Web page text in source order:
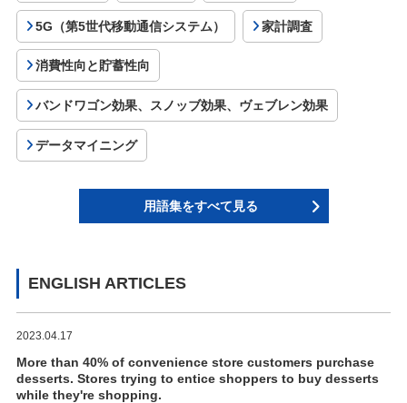
5G（第5世代移動通信システム） 家計調査
消費性向と貯蓄性向
バンドワゴン効果、スノッブ効果、ヴェブレン効果
データマイニング
用語集をすべて見る
ENGLISH ARTICLES
2023.04.17
More than 40% of convenience store customers purchase
desserts. Stores trying to entice shoppers to buy desserts
while they're shopping.